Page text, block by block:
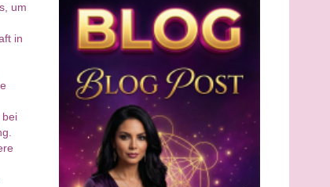
um
in
bei